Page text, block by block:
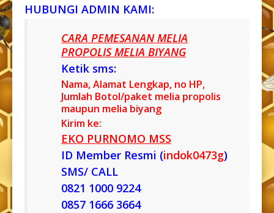
HUBUNGI ADMIN KAMI:
CARA PEMESANAN MELIA
PROPOLIS MELIA BIYANG
Ketik sms:
Nama, Alamat Lengkap, no HP,
Jumlah Botol/paket melia propolis
maupun melia biyang
Kirim ke:
EKO PURNOMO MSS
ID Member Resmi (indok0473g)
SMS/ CALL
0821 1000 9224
0857 1666 3664